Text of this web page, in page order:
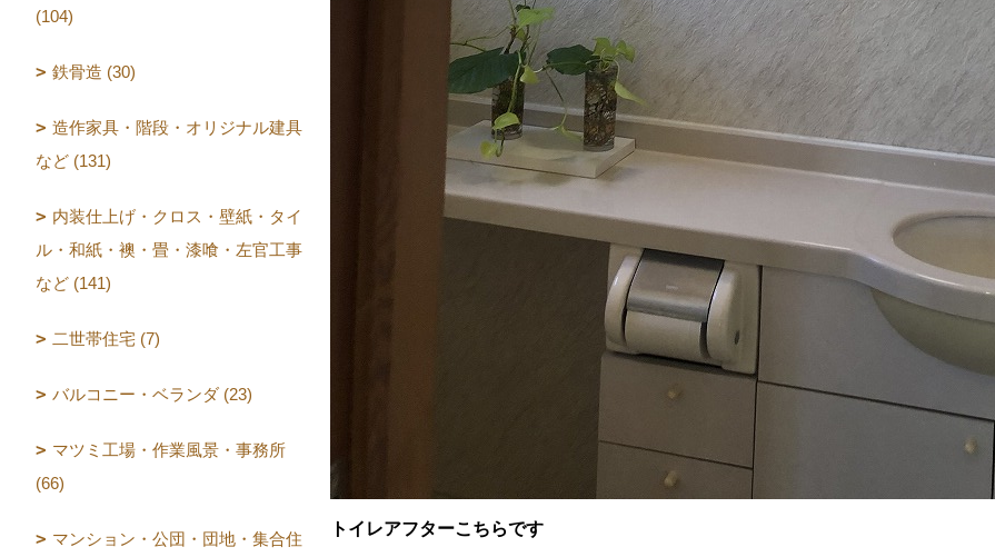
トイレアフターこちらです
(104)
鉄骨造 (30)
造作家具・階段・オリジナル建具
など (131)
内装仕上げ・クロス・壁紙・タイ
ル・和紙・襖・畳・漆喰・左官工事
など (141)
二世帯住宅 (7)
バルコニー・ベランダ (23)
マツミ工場・作業風景・事務所
(66)
マンション・公団・団地・集合住